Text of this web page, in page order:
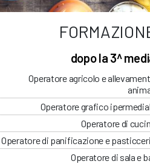
dopo la 3^
Operatore agricolo e
Operatore grafico
Operatore di
Operatore di panificazione e
Operatore di sala e